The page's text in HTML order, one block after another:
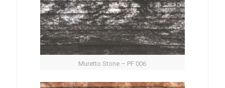
Muretto Stone – PF 006